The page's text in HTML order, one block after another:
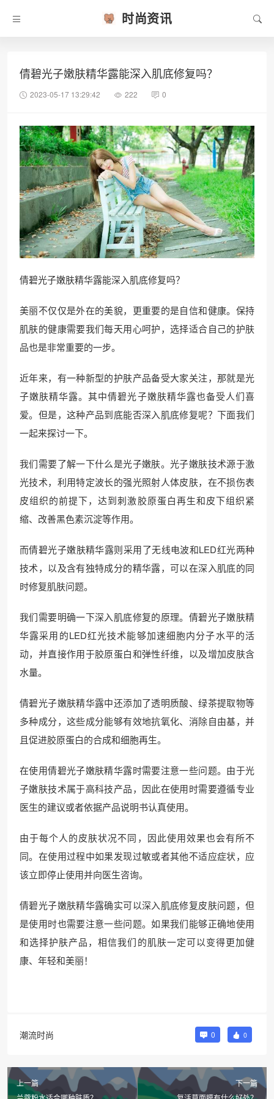
时尚资讯
倩碧光子嫩肤精华露能深入肌底修复吗？
2023-05-17 13:29:42 222 0
倩碧光子嫩肤精华露能深入肌底修复吗？
美丽不仅仅是外在的美貌，更重要的是自信和健康。保持
肌肤的健康需要我们每天用心呵护，选择适合自己的护肤
品也是非常重要的一步。
近年来，有一种新型的护肤产品备受大家关注，那就是光
子嫩肤精华露。其中倩碧光子嫩肤精华露也备受人们喜
爱。但是，这种产品到底能否深入肌底修复呢？下面我们
一起来探讨一下。
我们需要了解一下什么是光子嫩肤。光子嫩肤技术源于激
光技术，利用特定波长的强光照射人体皮肤，在不损伤表
皮组织的前提下，达到刺激胶原蛋白再生和皮下组织紧
缩、改善黑色素沉淀等作用。
而倩碧光子嫩肤精华露则采用了无线电波和LED红光两种
技术，以及含有独特成分的精华露，可以在深入肌底的同
时修复肌肤问题。
我们需要明确一下深入肌底修复的原理。倩碧光子嫩肤精
华露采用的LED红光技术能够加速细胞内分子水平的活
动，并直接作用于胶原蛋白和弹性纤维，以及增加皮肤含
水量。
倩碧光子嫩肤精华露中还添加了透明质酸、绿茶提取物等
多种成分，这些成分能够有效地抗氧化、消除自由基，并
且促进胶原蛋白的合成和细胞再生。
在使用倩碧光子嫩肤精华露时需要注意一些问题。由于光
子嫩肤技术属于高科技产品，因此在使用时需要遵循专业
医生的建议或者依据产品说明书认真使用。
由于每个人的皮肤状况不同，因此使用效果也会有所不
同。在使用过程中如果发现过敏或者其他不适应症状，应
该立即停止使用并向医生咨询。
倩碧光子嫩肤精华露确实可以深入肌底修复皮肤问题，但
是使用时也需要注意一些问题。如果我们能够正确地使用
和选择护肤产品，相信我们的肌肤一定可以变得更加健
康、年轻和美丽！
潮流时尚 0 0
上一篇
下一篇